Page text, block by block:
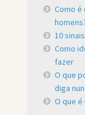
Como
10
Como
fazer
O que
diga
O que